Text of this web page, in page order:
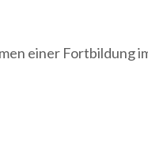
einer Fortbildung